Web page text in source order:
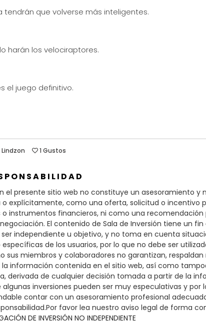
tendrán que volverse más inteligentes.
harán los velociraptores.
el juego definitivo.
1 Gustos
el presente sitio web no constituye un asesoramiento y
explícitamente, como una oferta, solicitud o incentivo
o instrumentos financieros, ni como una
El contenido de Sala de Inversión tiene un
independiente u objetivo, y no toma en cuenta
de los usuarios, por lo que no debe ser
sus miembros y colaboradores no garantizan,
información contenida en el sitio web, así como
derivada de cualquier decisión tomada a partir de la
algunas inversiones pueden ser muy especulativas y
contar con un asesoramiento profesional
favor lea nuestro aviso legal de forma
DE INVERSIÓN NO INDEPENDIENTE